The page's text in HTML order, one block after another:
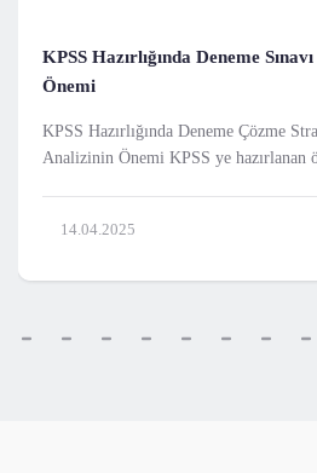
KPSS Hazırlığında Deneme
Önemi
KPSS Hazırlığında Deneme Çözme
Analizinin Önemi KPSS ye hazırlanan öğrenciler için en kritik
bilgilerini gerçek sinav atmosferinde ö
14.04.2025